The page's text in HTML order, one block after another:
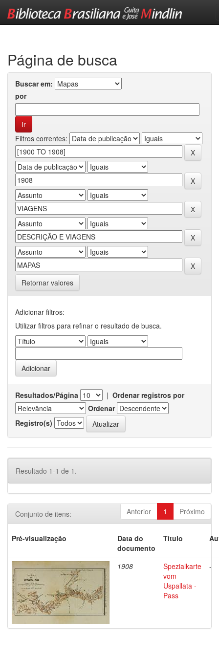
Página de busca
Buscar em:
por
Filtros correntes:
Retornar valores
Adicionar filtros:
Utilizar filtros para refinar o resultado de busca.
Resultados/Página | Ordenar registros por
Ordenar
Registro(s)
Resultado 1-1 de 1.
Anterior 1 Próximo
Conjunto de itens:
Pré-visualização
Data do
documento
Título
1908
Spezialkarte
vom
Uspallata -
Pass
-